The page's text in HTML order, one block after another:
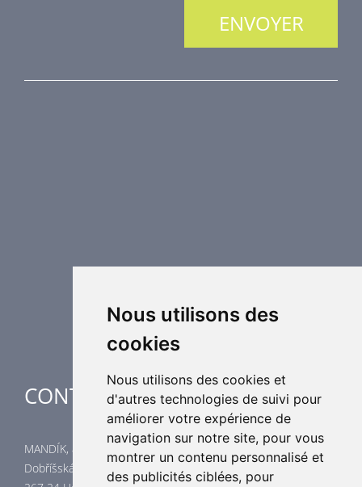
Nous utilisons des
cookies
Nous utilisons des cookies et
d'autres technologies de suivi pour
améliorer votre expérience de
navigation sur notre site, pour vous
montrer un contenu personnalisé et
des publicités ciblées, pour
Centrales de traitement d´air
Applications spéciales
CONTACTES
MANDÍK, a.s.
Dobříšská 550